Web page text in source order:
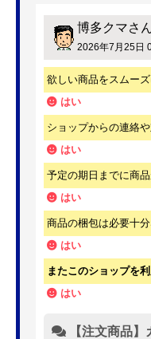
博多クマさ
2026年7月25日
欲しい商品をスムー
はい
ショップからの連絡
はい
予定の期日までに商
はい
商品の梱包は必要十
はい
またこのショップを
はい
【注文商品